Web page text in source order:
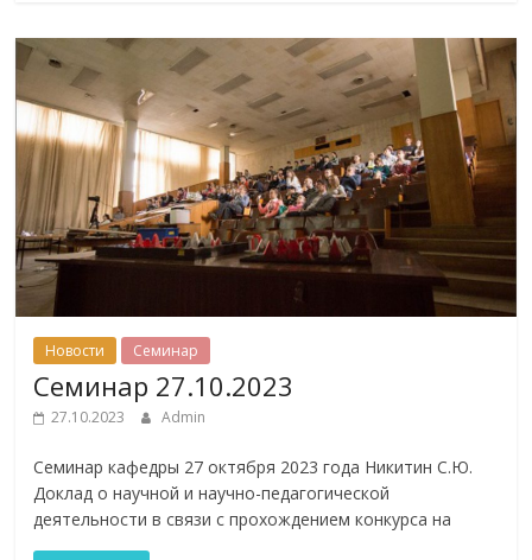
Новости Семинар
Семинар 27.10.2023
27.10.2023 Admin
Семинар кафедры 27 октября 2023 года Никитин С.Ю.
Доклад о научной и научно-педагогической
деятельности в связи с прохождением конкурса на